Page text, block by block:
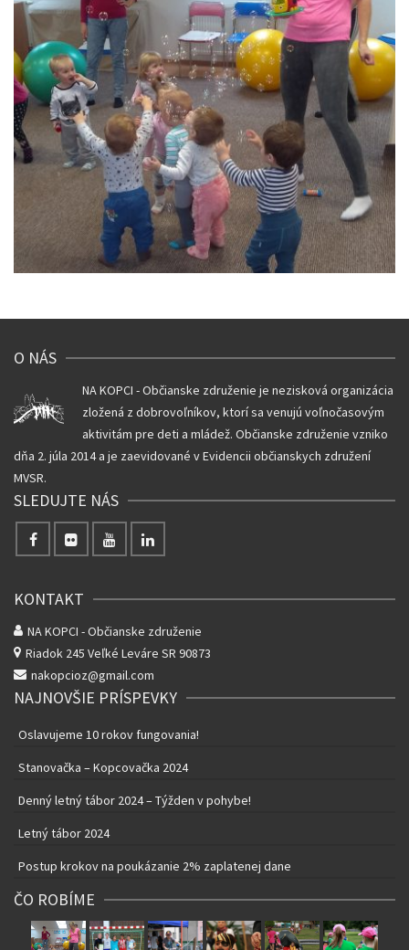
O NÁS
NA KOPCI - Občianske združenie je nezisková organizácia
zložená z dobrovoľníkov, ktorí sa venujú voľnočasovým
aktivitám pre deti a mládež. Občianske združenie vzniko
dňa 2. júla 2014 a je zaevidované v Evidencii občianskych združení
MVSR.
SLEDUJTE NÁS
KONTAKT
NA KOPCI - Občianske združenie
Riadok 245 Veľké Leváre SR 90873
nakopcioz@gmail.com
NAJNOVŠIE PRÍSPEVKY
Oslavujeme 10 rokov fungovania!
Stanovačka – Kopcovačka 2024
Denný letný tábor 2024 – Týžden v pohybe!
Letný tábor 2024
Postup krokov na poukázanie 2% zaplatenej dane
ČO ROBÍME